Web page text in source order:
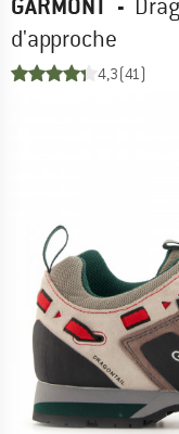
GARMONT -
d'approche
4,3(41)